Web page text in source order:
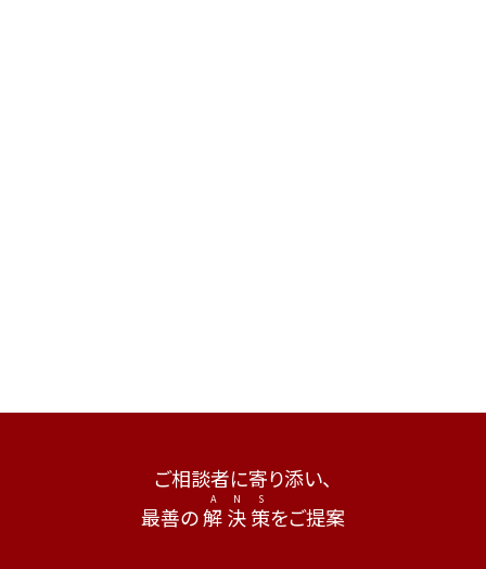
ご相談者に寄り添い、
最善の解決策をご提案